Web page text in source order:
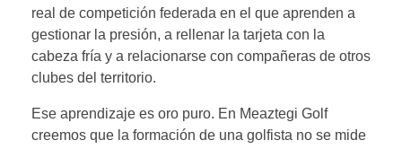
real de competición federada en el que aprenden a
gestionar la presión, a rellenar la tarjeta con la
cabeza fría y a relacionarse con compañeras de otros
clubes del territorio.
Ese aprendizaje es oro puro. En Meaztegi Golf
creemos que la formación de una golfista no se mide